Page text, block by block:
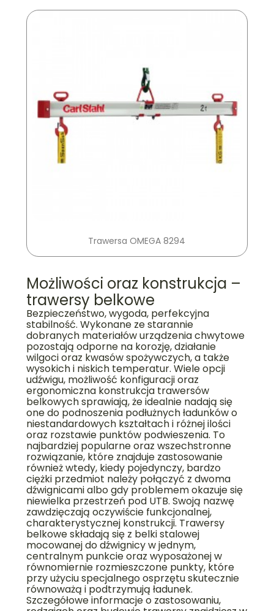
Trawersa OMEGA 8294
Możliwości oraz konstrukcja –
trawersy belkowe
Bezpieczeństwo, wygoda, perfekcyjna
stabilność. Wykonane ze starannie
dobranych materiałów urządzenia chwytowe
pozostają odporne na korozję, działanie
wilgoci oraz kwasów spożywczych, a także
wysokich i niskich temperatur. Wiele opcji
udźwigu, możliwość konfiguracji oraz
ergonomiczna konstrukcja trawersów
belkowych sprawiają, że idealnie nadają się
one do podnoszenia podłużnych ładunków o
niestandardowych kształtach i różnej ilości
oraz rozstawie punktów podwieszenia. To
najbardziej popularne oraz wszechstronne
rozwiązanie, które znajduje zastosowanie
również wtedy, kiedy pojedynczy, bardzo
ciężki przedmiot należy połączyć z dwoma
dźwignicami albo gdy problemem okazuje się
niewielka przestrzeń pod UTB. Swoją nazwę
zawdzięczają oczywiście funkcjonalnej,
charakterystycznej konstrukcji. Trawersy
belkowe składają się z belki stalowej
mocowanej do dźwignicy w jednym,
centralnym punkcie oraz wyposażonej w
równomiernie rozmieszczone punkty, które
przy użyciu specjalnego osprzętu skutecznie
równoważą i podtrzymują ładunek.
Szczegółowe informacje o zastosowaniu,